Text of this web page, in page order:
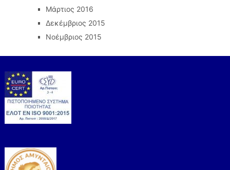
Μάρτιος 2016
Δεκέμβριος 2015
Νοέμβριος 2015